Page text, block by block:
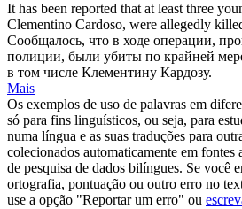
It has been reported that at least three
Clementino Cardoso, were allegedly
Сообщалось, что в ходе операции,
полиции, были убиты по крайней
в том числе Клементину Кардозу.
Mais
Os exemplos de uso de palavras em
só para fins linguísticos, ou seja, para
numa língua e as suas traduções para
colecionados automaticamente em fontes
de pesquisa de dados bilíngues. Se você
ortografia, pontuação ou outro erro no
use a opção "Reportar um erro" ou